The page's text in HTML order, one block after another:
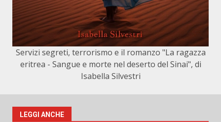
Servizi segreti, terrorismo e il romanzo "La ragazza
eritrea - Sangue e morte nel deserto del Sinai", di
Isabella Silvestri
LEGGI ANCHE